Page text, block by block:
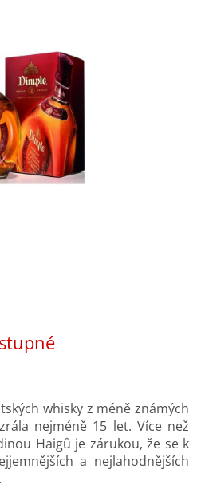
whisky z méně známých
nejméně 15 let. Více než
Haigů je zárukou, že se k
a nejlahodnějších